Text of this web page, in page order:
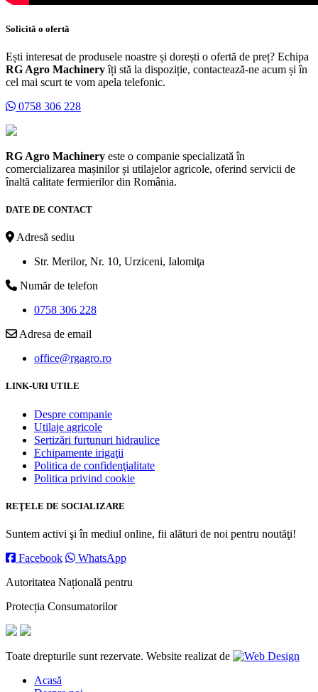
Solicită o ofertă
Ești interesat de produsele noastre și dorești o ofertă de preț? Echipa
RG Agro Machineryîți stă la dispoziție, contactează-ne acum și în
cel mai scurt te vom apela telefonic.
0758 306 228
RG Agro Machinery este o companie specializată în
comercializarea mașinilor și utilajelor agricole, oferind servicii de
înaltă calitate fermierilor din România.
DATE DE CONTACT
Adresă sediu
Str. Merilor, Nr. 10, Urziceni, Ialomiţa
Număr de telefon
0758 306 228
Adresa de email
office@rgagro.ro
LINK-URI UTILE
Despre companie
Utilaje agricole
Sertizări furtunuri hidraulice
Echipamente irigaţii
Politica de confidenţialitate
Politica privind cookie
REŢELE DE SOCIALIZARE
Suntem activi şi în mediul online, fii alături de noi pentru noutăţi!
Facebook
WhatsApp
Autoritatea Națională pentru
Protecția Consumatorilor
Toate drepturile sunt rezervate. Website realizat de
Acasă